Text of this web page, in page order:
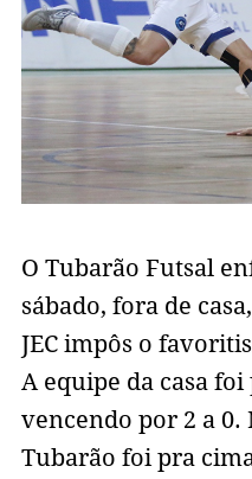
O Tubarão Futsal
sábado, fora de
JEC impôs o
A equipe da casa
vencendo por 2 a 0.
Tubarão foi pra